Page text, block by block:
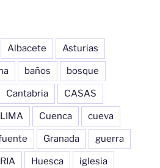
Albacete Asturias
baños bosque
Cantabria CASAS
Cuenca cueva
Granada guerra
Huesca iglesia